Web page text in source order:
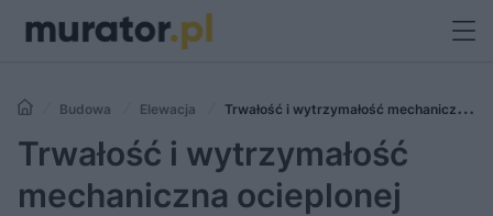
Budowa Elewacja
Trwałość i wytrzymałość mechaniczna
ocieplonej elewacji. Jaki system ocieplenia wybrać, żeby uniknąć
uszkodzeń warstwy nawierzchniowej
Trwałość i wytrzymałość
mechaniczna ocieplonej